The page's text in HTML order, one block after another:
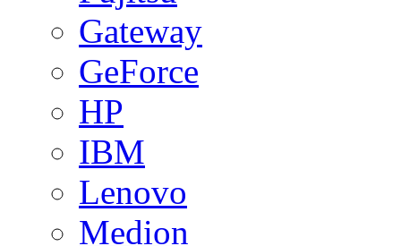
Gateway
GeForce
HP
IBM
Lenovo
Medion